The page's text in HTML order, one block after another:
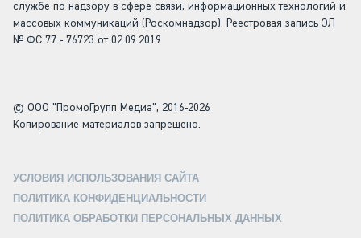
службе по надзору в сфере связи, информационных технологий и
массовых коммуникаций (Роскомнадзор). Реестровая запись ЭЛ
№ ФС 77 - 76723 от 02.09.2019
© ООО "ПромоГрупп Медиа", 2016-2026
Копирование материалов запрещено.
УСЛОВИЯ ИСПОЛЬЗОВАНИЯ САЙТА
ПОЛИТИКА КОНФИДЕНЦИАЛЬНОСТИ
ПОЛИТИКА ОБРАБОТКИ ПЕРСОНАЛЬНЫХ ДАННЫХ